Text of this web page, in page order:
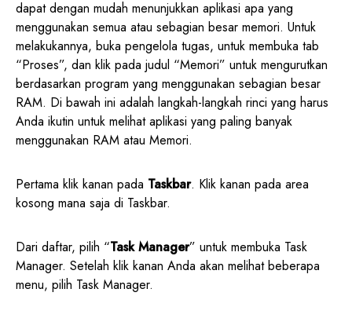
dapat dengan mudah menunjukkan aplikasi apa yang
menggunakan semua atau sebagian besar memori. Untuk
melakukannya, buka pengelola tugas, untuk membuka tab
“Proses”, dan klik pada judul “Memori” untuk mengurutkan
berdasarkan program yang menggunakan sebagian besar
RAM. Di bawah ini adalah langkah-langkah rinci yang harus
Anda ikutin untuk melihat aplikasi yang paling banyak
menggunakan RAM atau Memori.
Pertama klik kanan pada Taskbar. Klik kanan pada area
kosong mana saja di Taskbar.
Dari daftar, pilih “Task Manager” untuk membuka Task
Manager. Setelah klik kanan Anda akan melihat beberapa
menu, pilih Task Manager.